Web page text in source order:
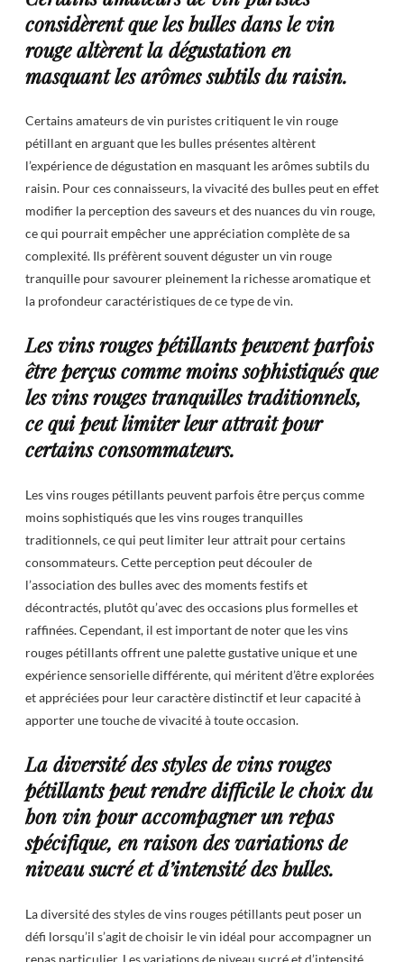
considèrent que les bulles dans le vin
rouge altèrent la dégustation en
masquant les arômes subtils du raisin.
Certains amateurs de vin puristes critiquent le vin rouge
pétillant en arguant que les bulles présentes altèrent
l’expérience de dégustation en masquant les arômes subtils du
raisin. Pour ces connaisseurs, la vivacité des bulles peut en effet
modifier la perception des saveurs et des nuances du vin rouge,
ce qui pourrait empêcher une appréciation complète de sa
complexité. Ils préfèrent souvent déguster un vin rouge
tranquille pour savourer pleinement la richesse aromatique et
la profondeur caractéristiques de ce type de vin.
Les vins rouges pétillants peuvent parfois
être perçus comme moins sophistiqués que
les vins rouges tranquilles traditionnels,
ce qui peut limiter leur attrait pour
certains consommateurs.
Les vins rouges pétillants peuvent parfois être perçus comme
moins sophistiqués que les vins rouges tranquilles
traditionnels, ce qui peut limiter leur attrait pour certains
consommateurs. Cette perception peut découler de
l’association des bulles avec des moments festifs et
décontractés, plutôt qu’avec des occasions plus formelles et
raffinées. Cependant, il est important de noter que les vins
rouges pétillants offrent une palette gustative unique et une
expérience sensorielle différente, qui méritent d’être explorées
et appréciées pour leur caractère distinctif et leur capacité à
apporter une touche de vivacité à toute occasion.
La diversité des styles de vins rouges
pétillants peut rendre difficile le choix du
bon vin pour accompagner un repas
spécifique, en raison des variations de
niveau sucré et d’intensité des bulles.
La diversité des styles de vins rouges pétillants peut poser un
défi lorsqu’il s’agit de choisir le vin idéal pour accompagner un
repas particulier. Les variations de niveau sucré et d’intensité